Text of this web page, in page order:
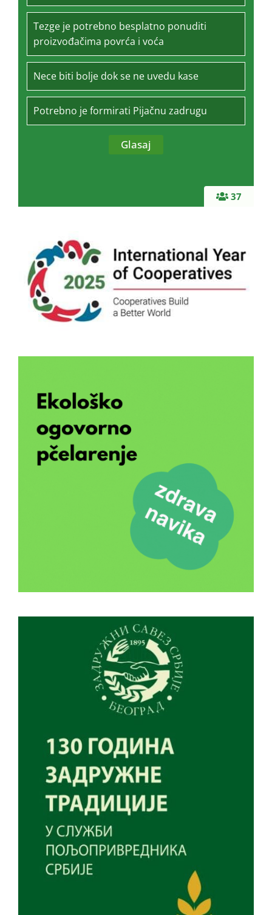
37
Tezge je potrebno besplatno ponuditi
proizvođačima povrća i voća
Nece biti bolje dok se ne uvedu kase
Potrebno je formirati Pijačnu zadrugu